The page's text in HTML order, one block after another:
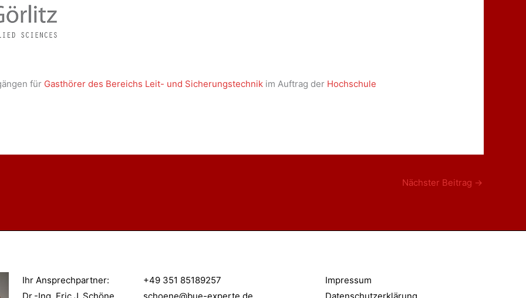
für Gasthörer des Bereichs Leit- und Sicherungstechnik im Auftrag der Hochschule
Nächster Beitrag →
Ihr Ansprechpartner:
+49 351 85189257
Impressum